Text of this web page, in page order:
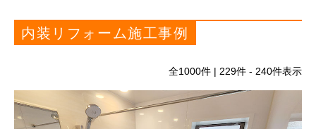
内装リフォーム施工事例
全1000件 | 229件 - 240件表示